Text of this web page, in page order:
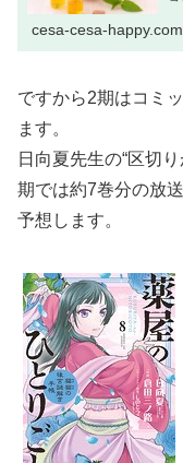
cesa-cesa-happy.com
ですから2期はコミ
ます。
日向夏先生の“区切
期では約7巻分の放
予想します。